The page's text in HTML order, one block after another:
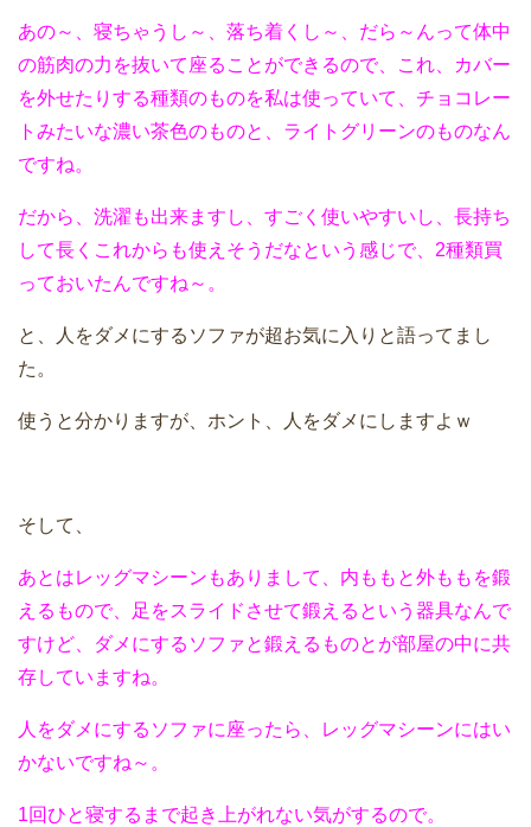
あの～、寝ちゃうし～、落ち着くし～、だら～んって体中
の筋肉の力を抜いて座ることができるので、これ、カバー
を外せたりする種類のものを私は使っていて、チョコレー
トみたいな濃い茶色のものと、ライトグリーンのものなん
ですね。
だから、洗濯も出来ますし、すごく使いやすいし、長持ち
して長くこれからも使えそうだなという感じで、2種類買
っておいたんですね～。
と、人をダメにするソファが超お気に入りと語ってまし
た。
使うと分かりますが、ホント、人をダメにしますよｗ
そして、
あとはレッグマシーンもありまして、内ももと外ももを鍛
えるもので、足をスライドさせて鍛えるという器具なんで
すけど、ダメにするソファと鍛えるものとが部屋の中に共
存していますね。
人をダメにするソファに座ったら、レッグマシーンにはい
かないですね～。
1回ひと寝するまで起き上がれない気がするので。